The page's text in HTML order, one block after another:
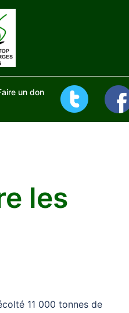
un don
les
11 000 tonnes de